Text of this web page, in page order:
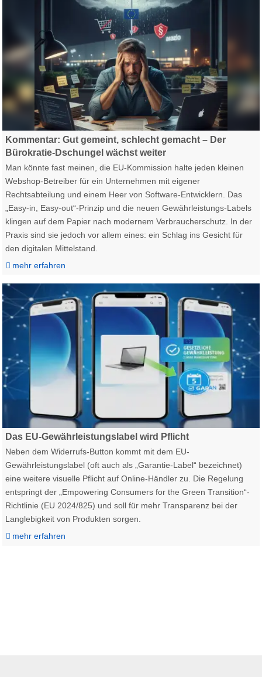
Gesetzliche Gängelung EU Recht Mittelstand Weshop Onlineshop
Kommentar: Gut gemeint, schlecht gemacht – Der
Bürokratie-Dschungel wächst weiter
Man könnte fast meinen, die EU-Kommission halte jeden kleinen
Webshop-Betreiber für ein Unternehmen mit eigener
Rechtsabteilung und einem Heer von Software-Entwicklern. Das
„Easy-in, Easy-out“-Prinzip und die neuen Gewährleistungs-Labels
klingen auf dem Papier nach modernem Verbraucherschutz. In der
Praxis sind sie jedoch vor allem eines: ein Schlag ins Gesicht für
den digitalen Mittelstand.
mehr erfahren
Webshop Onlineshop Gewährleistungslabel Garantie EU Gesetz
Das EU-Gewährleistungslabel wird Pflicht
Neben dem Widerrufs-Button kommt mit dem EU-
Gewährleistungslabel (oft auch als „Garantie-Label“ bezeichnet)
eine weitere visuelle Pflicht auf Online-Händler zu. Die Regelung
entspringt der „Empowering Consumers for the Green Transition“-
Richtlinie (EU 2024/825) und soll für mehr Transparenz bei der
Langlebigkeit von Produkten sorgen.
mehr erfahren